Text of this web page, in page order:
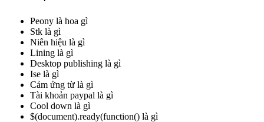
Peony là hoa gì
Stk là gì
Niên hiệu là gì
Lining là gì
Desktop publishing là gì
Ise là gì
Cảm ứng từ là gì
Tài khoản paypal là gì
Cool down là gì
$(document).ready(function() là gì